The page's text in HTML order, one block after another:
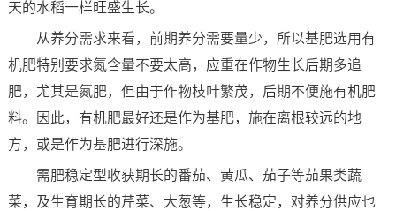
天的水稻一样旺盛生长。
从养分需求来看，前期养分需要量少，所以基肥选用有
机肥特别要求氮含量不要太高，应重在作物生长后期多追
肥，尤其是氮肥，但由于作物枝叶繁茂，后期不便施有机肥
料。因此，有机肥最好还是作为基肥，施在离根较远的地
方，或是作为基肥进行深施。
需肥稳定型收获期长的番茄、黄瓜、茄子等茄果类蔬
菜，及生育期长的芹菜、大葱等，生长稳定，对养分供应也